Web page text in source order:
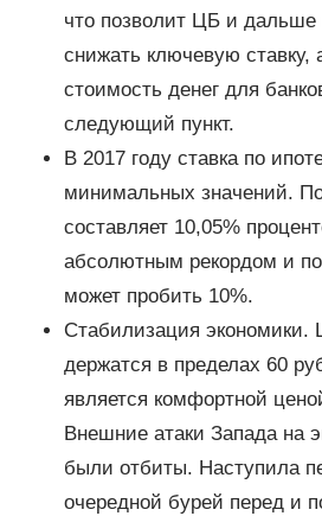
что позволит ЦБ и дальше
снижать ключевую ставку,
стоимость денег для
следующий пункт.
В 2017 году ставка по
минимальных значений.
составляет 10,05%
абсолютным рекордом и по
может пробить 10%.
Стабилизация экономики.
держатся в пределах 60
является комфортной
Внешние атаки Запада на
были отбиты. Наступила
очередной бурей перед и